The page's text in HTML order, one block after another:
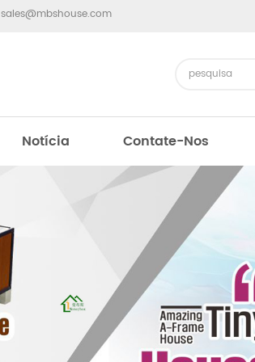
sales@mbshouse.com
Notícia Contate-Nos